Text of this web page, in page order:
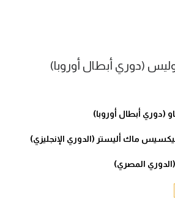
(دوري أبطال أوروبا)
(دوري أبطال أوروبا)
ماك أليستر (الدوري الإنجليزي)